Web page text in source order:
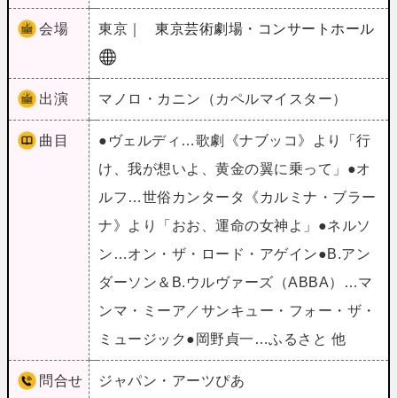
会場 東京｜ 東京芸術劇場・コンサートホール
出演 マノロ・カニン（カペルマイスター）
曲目
●ヴェルディ…歌劇《ナブッコ》より「行
け、我が想いよ、黄金の翼に乗って」●オ
ルフ…世俗カンタータ《カルミナ・ブラー
ナ》より「おお、運命の女神よ」●ネルソ
ン…オン・ザ・ロード・アゲイン●B.アン
ダーソン＆B.ウルヴァーズ（ABBA）…マ
ンマ・ミーア／サンキュー・フォー・ザ・
ミュージック●岡野貞一…ふるさと 他
問合せ
ジャパン・アーツぴあ